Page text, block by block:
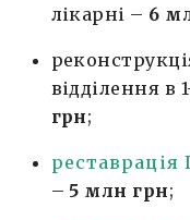
лікарні – 6
відділення в
грн;
реставрація
– 5 млн грн;